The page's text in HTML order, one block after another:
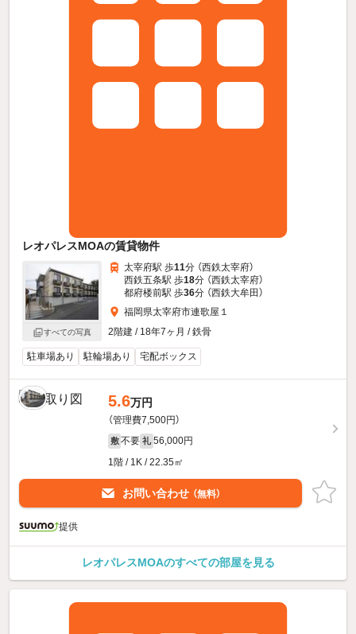
レオパレスMOAの賃貸物件
すべての写真
太宰府駅 歩11分 （西鉄太宰府）
西鉄五条駅 歩18分 （西鉄太宰府）
都府楼前駅 歩36分 （西鉄大牟田）
福岡県太宰府市連歌屋１
2階建 / 18年7ヶ月 / 鉄骨
駐車場あり 駐輪場あり 宅配ボックス
5.6万円
（管理費7,500円）
敷 不要 礼 56,000円
1階 / 1K / 22.35㎡
お問い合わせ （無料）
提供
レオパレスMOAのすべての部屋を見る